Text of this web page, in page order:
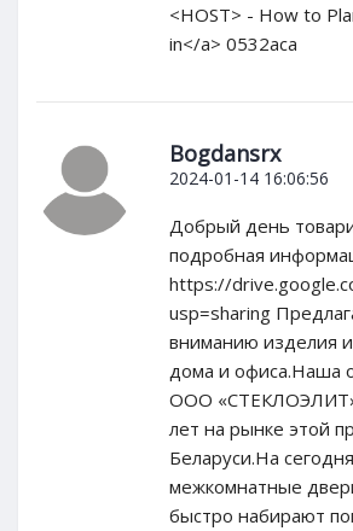
<HOST> - How to
in</a> 0532aca
Bogdansrx
2024-01-14 16:06:56
Добрый день
подробная
https://
usp=sharing
вниманию изделия
дома и офиса.Наша
ООО «СТЕКЛОЭЛИТ»
лет на рынке этой
Беларуси.На
межкомнатные
быстро набирают